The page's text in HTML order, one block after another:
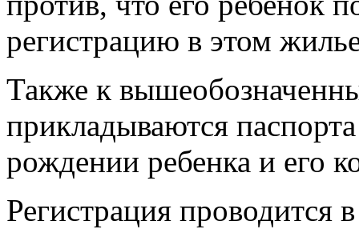
регистрацию в этом
Также к
прикладываются
рождении ребенка и его
Регистрация проводится